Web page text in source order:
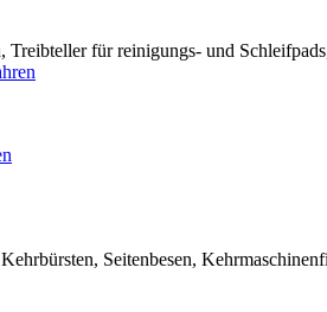
Treibteller für reinigungs- und
Seitenbesen,